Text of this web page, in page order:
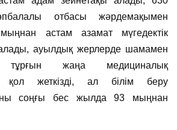
отбасы жәрдемақымен
астам азамат мүгедектік
ауылдық жерлерде шамамен
жаңа медициналық
қол жеткізді, ал білім беру
соңғы бес жылда 93 мыңнан